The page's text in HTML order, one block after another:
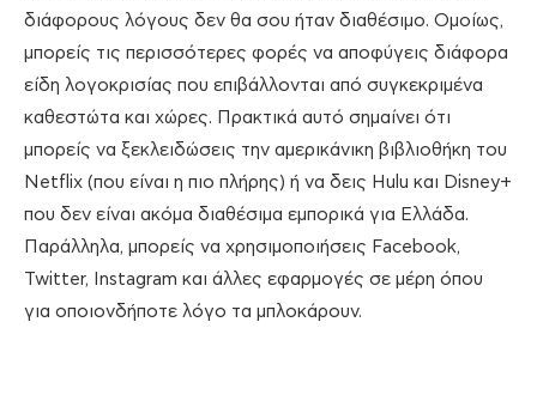
διάφορους λόγους δεν θα σου ήταν διαθέσιμο. Ομοίως,
μπορείς τις περισσότερες φορές να αποφύγεις διάφορα
είδη λογοκρισίας που επιβάλλονται από συγκεκριμένα
καθεστώτα και χώρες. Πρακτικά αυτό σημαίνει ότι
μπορείς να ξεκλειδώσεις την αμερικάνικη βιβλιοθήκη του
Netflix (που είναι η πιο πλήρης) ή να δεις Hulu και Disney+
που δεν είναι ακόμα διαθέσιμα εμπορικά για Ελλάδα.
Παράλληλα, μπορείς να χρησιμοποιήσεις Facebook,
Twitter, Instagram και άλλες εφαρμογές σε μέρη όπου
για οποιονδήποτε λόγο τα μπλοκάρουν.